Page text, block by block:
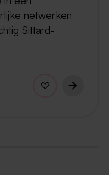
netwerken
Sittard-